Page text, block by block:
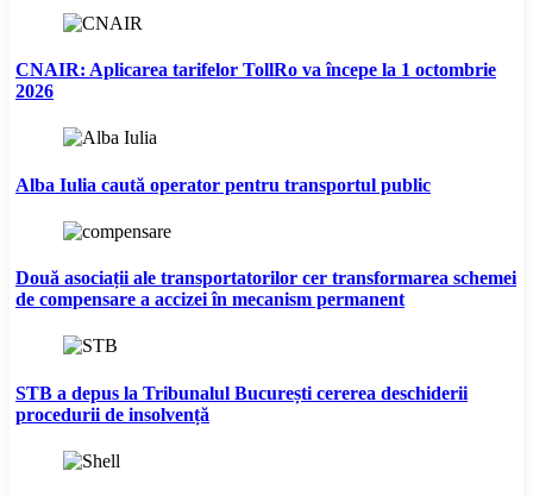
CNAIR: Aplicarea tarifelor TollRo va începe la 1 octombrie
2026
Alba Iulia caută operator pentru transportul public
Două asociații ale transportatorilor cer transformarea schemei
de compensare a accizei în mecanism permanent
STB a depus la Tribunalul București cererea deschiderii
procedurii de insolvență